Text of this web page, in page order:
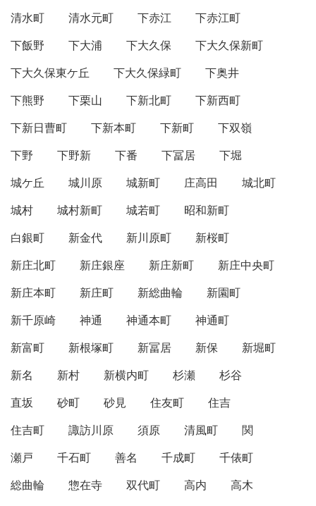
清水町
清水元町 下赤江
下赤江町
下飯野
下大浦 下大久保
下大久保新町
下大久保東ケ丘
下大久保緑町
下奥井
下熊野
下栗山 下新北町
下新西町
下新日曹町
下新本町 下新町
下双嶺
下野
下野新 下番 下冨居
下堀
城ケ丘
城川原 城新町 庄高田
城北町
城村
城村新町 城若町
昭和新町
白銀町
新金代 新川原町
新桜町
新庄北町
新庄銀座 新庄新町
新庄中央町
新庄本町
新庄町 新総曲輪
新園町
新千原崎
神通 神通本町
神通町
新富町
新根塚町 新冨居 新保
新堀町
新名
新村 新横内町 杉瀬
杉谷
直坂
砂町 砂見 住友町
住吉
住吉町
諏訪川原 須原 清風町
関
瀬戸
千石町 善名 千成町
千俵町
総曲輪
惣在寺 双代町 高内
高木